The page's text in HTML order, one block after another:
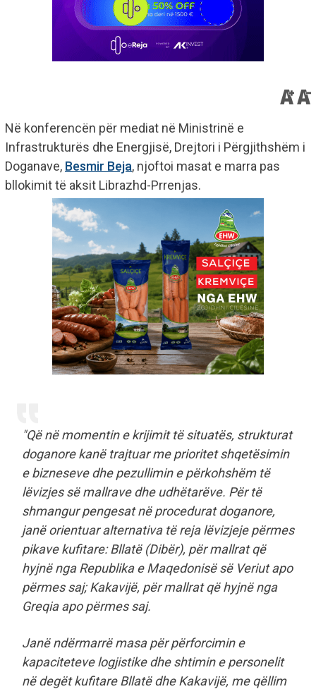
Në konferencën për mediat në Ministrinë e
Infrastrukturës dhe Energjisë, Drejtori i Përgjithshëm i
Doganave, Besmir Beja, njoftoi masat e marra pas
bllokimit të aksit Librazhd-Prrenjas.
"Që në momentin e krijimit të situatës, strukturat
doganore kanë trajtuar me prioritet shqetësimin
e bizneseve dhe pezullimin e përkohshëm të
lëvizjes së mallrave dhe udhëtarëve. Për të
shmangur pengesat në procedurat doganore,
janë orientuar alternativa të reja lëvizjeje përmes
pikave kufitare: Bllatë (Dibër), për mallrat që
hyjnë nga Republika e Maqedonisë së Veriut apo
përmes saj; Kakavijë, për mallrat që hyjnë nga
Greqia apo përmes saj.
Janë ndërmarrë masa për përforcimin e
kapaciteteve logjistike dhe shtimin e personelit
në degët kufitare Bllatë dhe Kakavijë, me qëllim